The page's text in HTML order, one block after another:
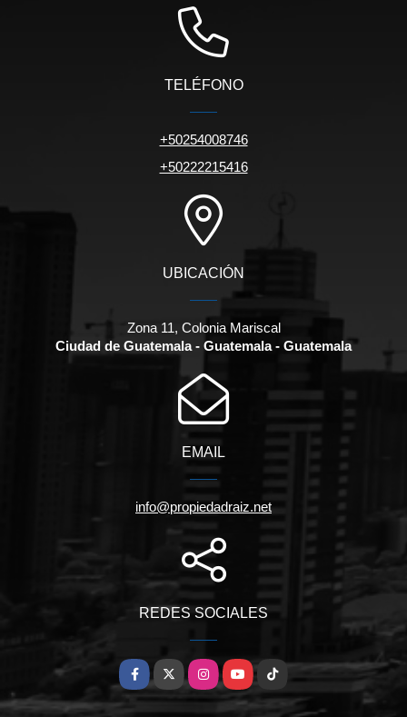
TELÉFONO
+50254008746
+50222215416
UBICACIÓN
Zona 11, Colonia Mariscal
Ciudad de Guatemala - Guatemala - Guatemala
EMAIL
info@propiedadraiz.net
REDES SOCIALES
Facebook
X InstagramYouTubeTikTok